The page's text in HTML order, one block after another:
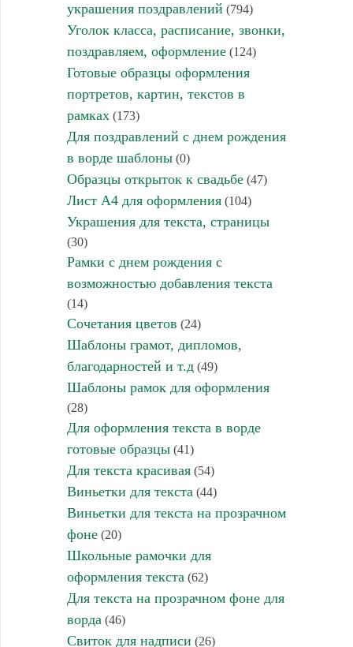
украшения поздравлений (794)
Уголок класса, расписание, звонки,
поздравляем, оформление(124)
Готовые образцы оформления
портретов, картин, текстов в
рамках(173)
Для поздравлений с днем рождения
в ворде шаблоны(0)
Образцы открыток к свадьбе(47)
Лист А4 для оформления(104)
Украшения для текста, страницы
(30)
Рамки с днем рождения с
возможностью добавления текста
(14)
Сочетания цветов (24)
Шаблоны грамот, дипломов,
благодарностей и т.д(49)
Шаблоны рамок для оформления
(28)
Для оформления текста в ворде
готовые образцы(41)
Для текста красивая(54)
Виньетки для текста (44)
Виньетки для текста на прозрачном
фоне(20)
Школьные рамочки для
оформления текста (62)
Для текста на прозрачном фоне для
ворда (46)
Свиток для надписи (26)